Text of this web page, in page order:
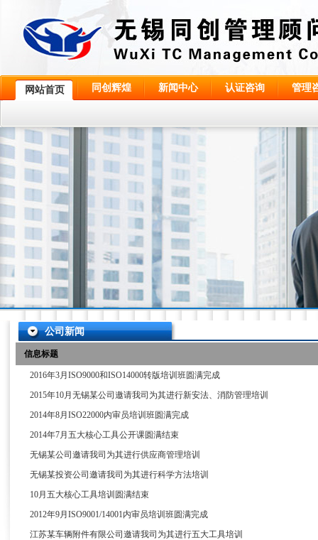
网站首页 同创辉煌 新闻中心 认证咨询 管理
公司新闻
信息标题
2016年3月ISO9000和ISO14000转版培训班圆满完成
2015年10月无锡某公司邀请我司为其进行新安法、消防管理培训
2014年8月ISO22000内审员培训班圆满完成
2014年7月五大核心工具公开课圆满结束
无锡某公司邀请我司为其进行供应商管理培训
无锡某投资公司邀请我司为其进行科学方法培训
10月五大核心工具培训圆满结束
2012年9月ISO9001/14001内审员培训班圆满完成
江苏某车辆附件有限公司邀请我司为其进行五大工具培训